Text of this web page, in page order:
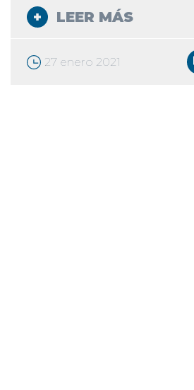
LEER MÁS
27 enero 2021